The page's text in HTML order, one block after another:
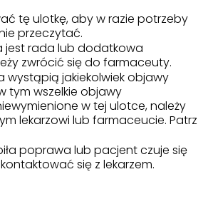
tę ulotkę, aby w razie potrzeby
przeczytać.
jest rada lub dodatkowa
zwrócić się do farmaceuty.
wystąpią jakiekolwiek objawy
tym wszelkie objawy
w tej ulotce, należy
lekarzowi lub farmaceucie. Patrz
poprawa lub pacjent czuje się
się z lekarzem.